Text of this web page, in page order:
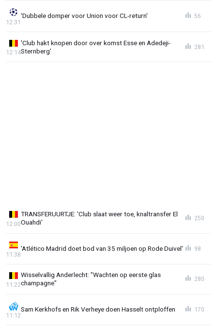
'Dubbele domper voor Union voor CL-return'
12:31
56
'Club hakt knopen door over komst Esse en Adedeji-
Sternberg'
12:14
281
TRANSFERUURTJE: 'Club slaat weer toe, knaltransfer El
Ouahdi'
12:00
250
'Atlético Madrid doet bod van 35 miljoen op Rode Duivel'
11:38
98
Wisselvallig Anderlecht: "Wachten op eerste glas
champagne"
11:22
280
Sam Kerkhofs en Rik Verheye doen Hasselt ontploffen
11:12
170